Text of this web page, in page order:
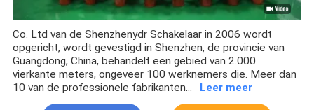
Co. Ltd van de Shenzhenydr Schakelaar in 2006 wordt
opgericht, wordt gevestigd in Shenzhen, de provincie van
Guangdong, China, behandelt een gebied van 2.000
vierkante meters, ongeveer 100 werknemers die. Meer dan
10 van de professionele fabrikanten...
Leer meer